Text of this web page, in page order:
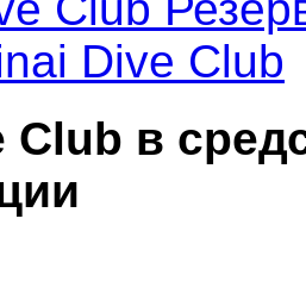
Dive Club
Club в